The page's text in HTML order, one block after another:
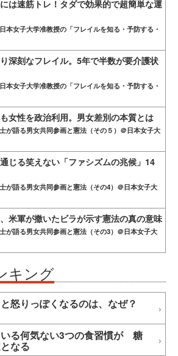
は速筋トレ！タダで効果的で超簡単な運
本女子大学准教授の「フレイルを知る・予防する・
深刻なフレイル。5年で半数が要介護状
本女子大学准教授の「フレイルを知る・予防する・
女性を政治利用。男女差別の本質とは
が語る男女共同参画と憲法（その５）＠日本女子大
じる笑えない「ファシズムの兆候」14
が語る男女共同参画と憲法（その4）＠日本女子大
米軍が撒いたビラが示す憲法の真の意味
が語る男女共同参画と憲法（その3）＠日本女子大
キング
怒りっぽくなるのは、なぜ？
る何気ない3つの食習慣が 糖
なる